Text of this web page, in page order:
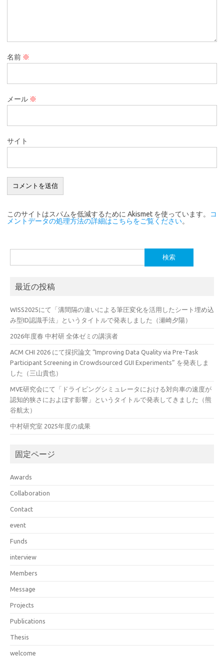
名前 ※
メール ※
サイト
このサイトはスパムを低減するために Akismet を使っています。
コ
メントデータの処理方法の詳細はこちらをご覧ください。
索:
最近の投稿
WISS2025にて「溝間隔の違いによる筆圧変化を活用したシート埋め込
み型ID認識手法」というタイトルで発表しました（瀬崎夕陽）
2026年度春 中村研 全体ゼミの講演者
ACM CHI 2026 にて採択論文 “Improving Data Quality via Pre-Task
Participant Screening in Crowdsourced GUI Experiments” を発表しま
した（三山貴也）
MVE研究会にて「ドライビングシミュレータにおける対向車の速度が
認知的狭さにおよぼす影響」というタイトルで発表してきました（熊
谷航太）
中村研究室 2025年度の成果
固定ページ
Awards
Collaboration
Contact
event
Funds
interview
Members
Message
Projects
Publications
Thesis
welcome